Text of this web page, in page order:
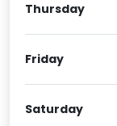
Thursday
Friday
Saturday